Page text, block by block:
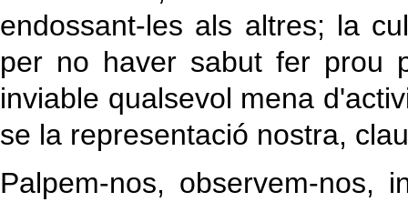
endossant-les als altres; la
per no haver sabut fer prou
inviable qualsevol mena
se la representació nostra,
Palpem-nos, observem-nos,